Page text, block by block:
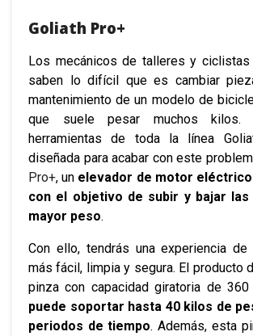
Goliath Pro+
Los mecánicos de talleres y ciclistas
saben lo difícil que es cambiar
mantenimiento de un modelo de
que suele pesar muchos
herramientas de toda la línea
diseñada para acabar con este
Pro+, un elevador de motor
con el objetivo de subir y bajar
mayor peso.
Con ello, tendrás una experiencia de
más fácil, limpia y segura. El producto
pinza con capacidad giratoria de
puede soportar hasta 40 kilos de
periodos de tiempo. Además, esta